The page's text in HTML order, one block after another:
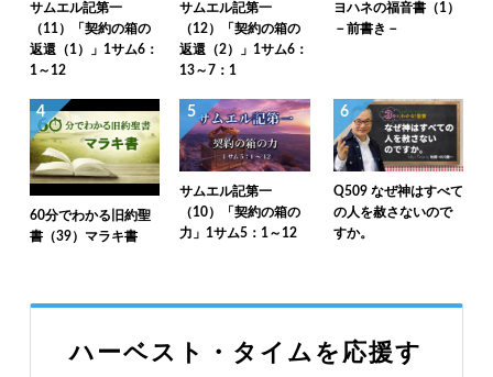
サムエル記第一
（11）「契約の箱の
返還（1）」1サム6：
1～12
サムエル記第一
（12）「契約の箱の
返還（2）」1サム6：
13～7：1
ヨハネの福音書（1）
－前書き－
4
60分でわかる旧約聖
書（39）マラキ書
5
サムエル記第一
（10）「契約の箱の
力」1サム5：1～12
6
Q509 なぜ神はすべて
の人を赦さないので
すか。
ハーベスト・タイムを応援す